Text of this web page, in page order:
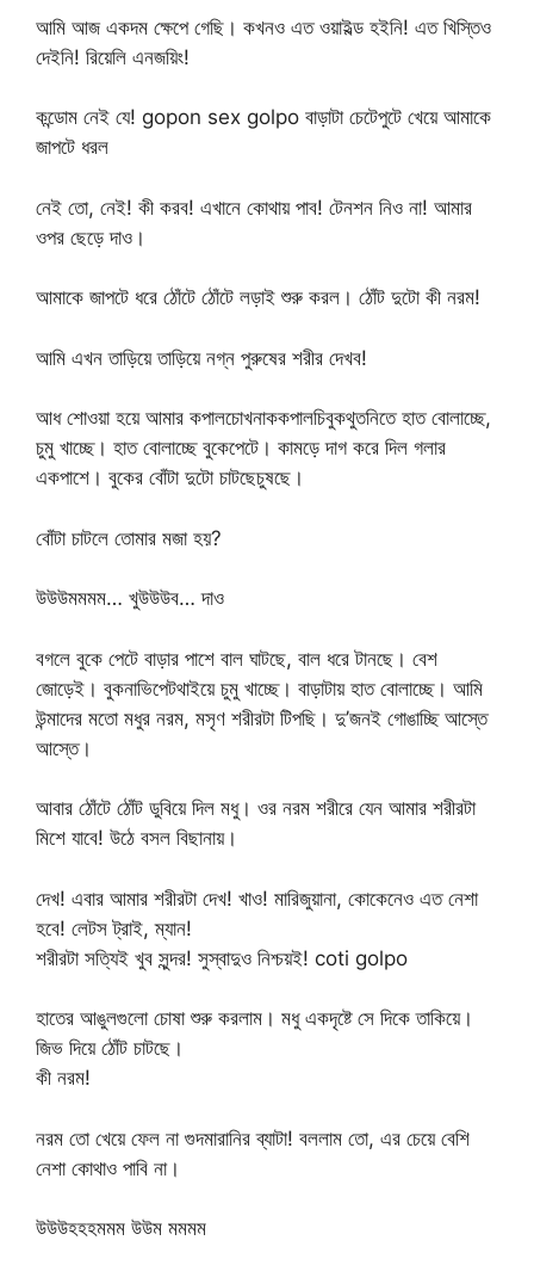
আমি আজ একদম ক্ষেপে গেছি। কখনও এত ওয়াইল্ড হইনি! এত খিস্তিও
দেইনি! রিয়েলি এনজয়িং!
কন্ডোম নেই যে! gopon sex golpo বাড়াটা চেটেপুটে খেয়ে আমাকে
জাপটে ধরল
নেই তো, নেই! কী করব! এখানে কোথায় পাব! টেনশন নিও না! আমার
ওপর ছেড়ে দাও।
আমাকে জাপটে ধরে ঠোঁটে ঠোঁটে লড়াই শুরু করল। ঠোঁট দুটো কী নরম!
আমি এখন তাড়িয়ে তাড়িয়ে নগ্ন পুরুষের শরীর দেখব!
আধ শোওয়া হয়ে আমার কপালচোখনাককপালচিবুকথুতনিতে হাত বোলাচ্ছে,
চুমু খাচ্ছে। হাত বোলাচ্ছে বুকেপেটে। কামড়ে দাগ করে দিল গলার
একপাশে। বুকের বোঁটা দুটো চাটছেচুষছে।
বোঁটা চাটলে তোমার মজা হয়?
উউউমমমম… খুউউউব… দাও
বগলে বুকে পেটে বাড়ার পাশে বাল ঘাটছে, বাল ধরে টানছে। বেশ
জোড়েই। বুকনাভিপেটথাইয়ে চুমু খাচ্ছে। বাড়াটায় হাত বোলাচ্ছে। আমি
উন্মাদের মতো মধুর নরম, মসৃণ শরীরটা টিপছি। দু’জনই গোঙাচ্ছি আস্তে
আস্তে।
আবার ঠোঁটে ঠোঁট ডুবিয়ে দিল মধু। ওর নরম শরীরে যেন আমার শরীরটা
মিশে যাবে! উঠে বসল বিছানায়।
দেখ! এবার আমার শরীরটা দেখ! খাও! মারিজুয়ানা, কোকেনেও এত নেশা
হবে! লেটস ট্রাই, ম্যান!
শরীরটা সত্যিই খুব সুন্দর! সুস্বাদুও নিশ্চয়ই! coti golpo
হাতের আঙুলগুলো চোষা শুরু করলাম। মধু একদৃষ্টে সে দিকে তাকিয়ে।
জিভ দিয়ে ঠোঁট চাটছে।
কী নরম!
নরম তো খেয়ে ফেল না গুদমারানির ব্যাটা! বললাম তো, এর চেয়ে বেশি
নেশা কোথাও পাবি না।
উউউহহহমমম উউম মমমম